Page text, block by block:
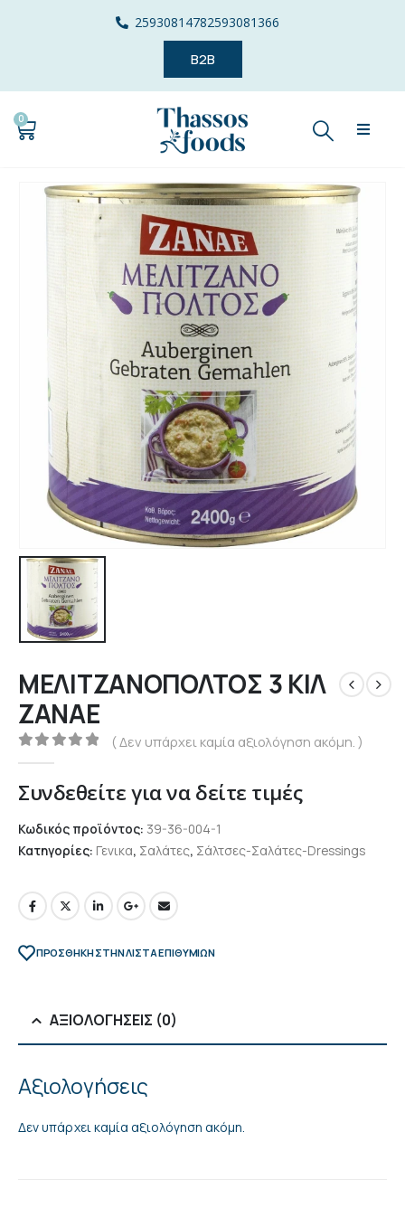
25930814782593081366
B2B
0
ΜΕΛΙΤΖΑΝΟΠΟΛΤΟΣ 3 ΚΙΛ
ΖΑΝΑΕ
0out of 5
( Δεν υπάρχει καμία αξιολόγηση ακόμη. )
Συνδεθείτε για να δείτε τιμές
Κωδικός προϊόντος: 39-36-004-1
Κατηγορίες: Γενικα, Σαλάτες, Σάλτσες-Σαλάτες-Dressings
ΠΡΌΣΘΉΚΗ ΣΤΗΝ ΛΊΣΤΑ ΕΠΙΘΥΜΙΏΝ
ΑΞΙΟΛΟΓΉΣΕΙΣ (0)
Αξιολογήσεις
Δεν υπάρχει καμία αξιολόγηση ακόμη.